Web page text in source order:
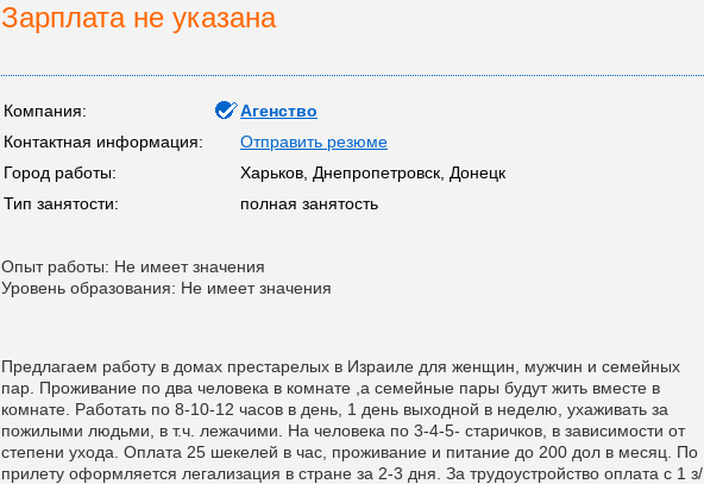
Зарплата не указана
Компания:
Агенство
Контактная информация:
Отправить резюме
Город работы:
Харьков, Днепропетровск, Донецк
Тип занятости:
полная занятость
Опыт работы: Не имеет значения
Уровень образования: Не имеет значения
Предлагаем работу в домах престарелых в Израиле для женщин, мужчин и семейных
пар. Проживание по два человека в комнате ,а семейные пары будут жить вместе в
комнате. Работать по 8-10-12 часов в день, 1 день выходной в неделю, ухаживать за
пожилыми людьми, в т.ч. лежачими. На человека по 3-4-5- старичков, в зависимости от
степени ухода. Оплата 25 шекелей в час, проживание и питание до 200 дол в месяц. По
прилету оформляется легализация в стране за 2-3 дня. За трудоустройство оплата с 1 з/